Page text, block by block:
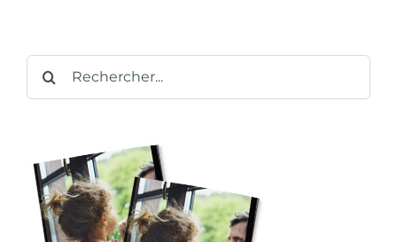
Rechercher: